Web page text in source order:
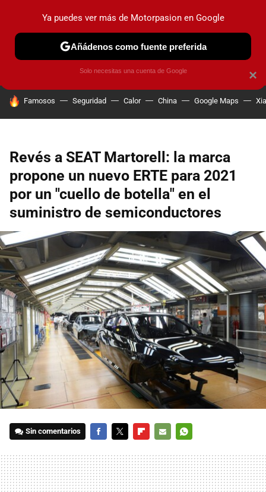
PRUEBAS COCHES ELÉCTRICOS OBSERVATORIO
HOY SE HABLA DE
Famosos Seguridad Calor China Google Maps
Revés a SEAT Martorell: la marca
propone un nuevo ERTE para 2021
por un "cuello de botella" en el
suministro de semiconductores
Sin comentarios
MAIL
×
Ya puedes ver más de Motorpasion en Google
Añádenos como fuente preferida
Solo necesitas una cuenta de Google